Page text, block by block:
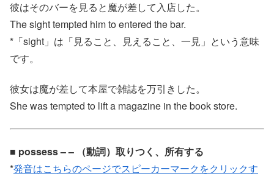
彼はそのバーを見ると魔が差して入店した。
The sight tempted him to entered the bar.
*「sight」は「見ること、見えること、一見」という意味
です。
彼女は魔が差して本屋で雑誌を万引きした。
She was tempted to lift a magazine in the book store.
■ possess – – （動詞）取りつく、所有する
*発音はこちらのページでスピーカーマークをクリックす